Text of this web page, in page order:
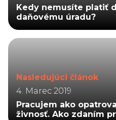
Kedy nemusíte platiť
daňovému úradu?
Nasledujúci článok
4. Marec 2019
Pracujem ako
živnosť. Ako zdaním